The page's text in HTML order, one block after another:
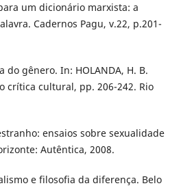
um dicionário marxista: a
Cadernos Pagu, v.22, p.201-
do gênero. In: HOLANDA, H. B.
crítica cultural, pp. 206-242. Rio
ensaios sobre sexualidade
Autêntica, 2008.
e filosofia da diferença. Belo